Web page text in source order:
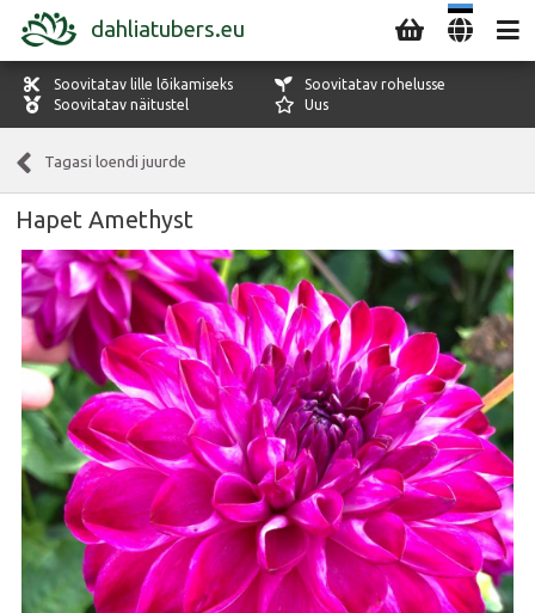
dahliatubers.eu
Soovitatav lille lõikamiseks
Soovitatav rohelusse
Soovitatav näitustel
Uus
Tagasi loendi juurde
Hapet Amethyst